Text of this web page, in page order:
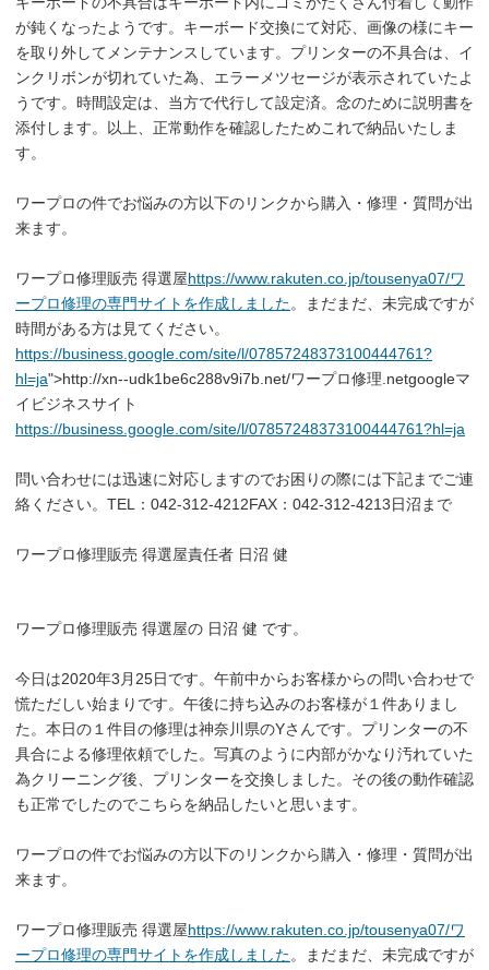
が鈍くなったようです。キーボード交換にて対応、画像の様にキー
を取り外してメンテナンスしています。プリンターの不具合は、イ
ンクリボンが切れていた為、エラーメツセージが表示されていたよ
うです。時間設定は、当方で代行して設定済。念のために説明書を
添付します。以上、正常動作を確認したためこれで納品いたしま
す。
ワープロの件でお悩みの方以下のリンクから購入・修理・質問が出
来ます。
ワープロ修理販売 得選屋https://www.rakuten.co.jp/tousenya07/ワ
ープロ修理の専門サイトを作成しました。まだまだ、未完成ですが
時間がある方は見てください。
https://business.google.com/site/l/07857248373100444761?
hl=ja">http://xn--udk1be6c288v9i7b.net/ワープロ修理.netgoogleマ
イビジネスサイト
https://business.google.com/site/l/07857248373100444761?hl=ja
問い合わせには迅速に対応しますのでお困りの際には下記までご連
絡ください。TEL：042-312-4212FAX：042-312-4213日沼まで
ワープロ修理販売 得選屋責任者 日沼 健
ワープロ修理販売 得選屋の 日沼 健 です。
今日は2020年3月25日です。午前中からお客様からの問い合わせで
慌ただしい始まりです。午後に持ち込みのお客様が１件ありまし
た。本日の１件目の修理は神奈川県のYさんです。プリンターの不
具合による修理依頼でした。写真のように内部がかなり汚れていた
為クリーニング後、プリンターを交換しました。その後の動作確認
も正常でしたのでこちらを納品したいと思います。
ワープロの件でお悩みの方以下のリンクから購入・修理・質問が出
来ます。
ワープロ修理販売 得選屋https://www.rakuten.co.jp/tousenya07/ワ
ープロ修理の専門サイトを作成しました。まだまだ、未完成ですが